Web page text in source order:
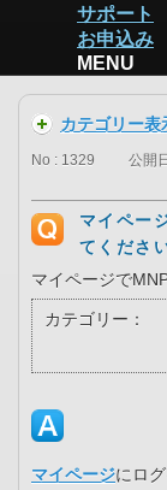
サポート
お申込み
MENU
カテゴリー表
No : 1329 公開
マイペー
てください
マイページで
カテゴリー：
マイページにロ